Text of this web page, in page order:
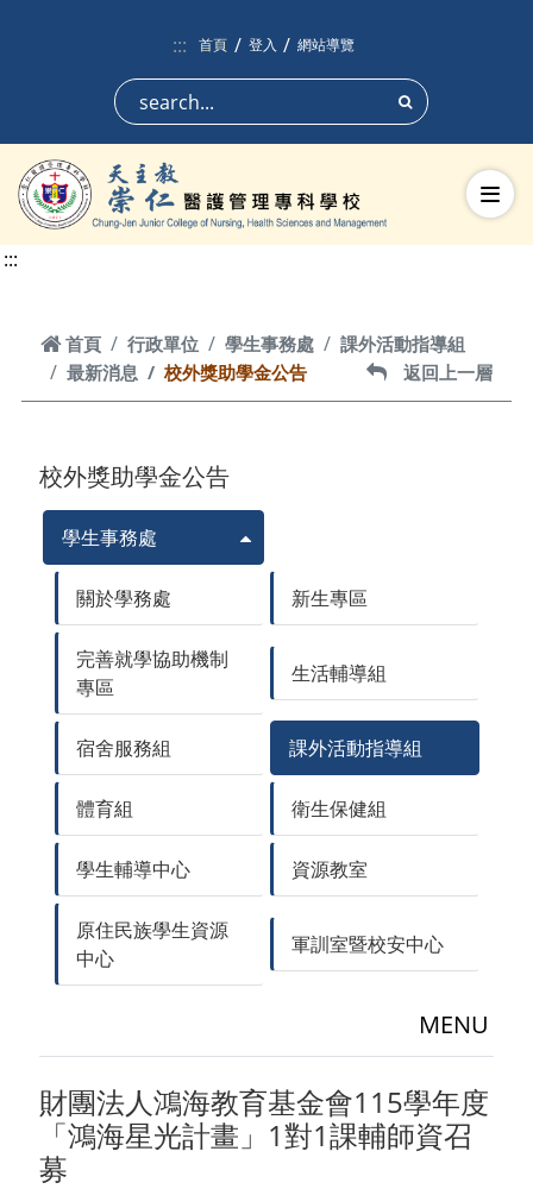
:::
首頁 登入 網站導覽
搜尋
切換
:::
首頁
首頁 行政單位 學生事務處
課外活動指導組
最新消息
校外獎助學金公告 返回上一層
返回上一層
校外獎助學金公告
學生事務處
關於學務處 新生專區
完善就學協助機制
專區
生活輔導組
宿舍服務組 課外活動指導組
體育組 衛生保健組
學生輔導中心 資源教室
原住民族學生資源
中心
軍訓室暨校安中心
MENU
財團法人鴻海教育基金會115學年度
「鴻海星光計畫」1對1課輔師資召
募